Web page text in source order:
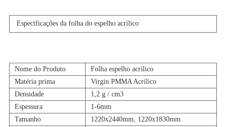
Especificações da folha do espelho acrílico
Nome do Produto
Folha espelho acrílico
Matéria prima
Virgin PMMA Acrílico
Densidade
1,2 g / cm3
Espessura
1-6mm
Tamanho
1220x2440mm, 1220x1830mm